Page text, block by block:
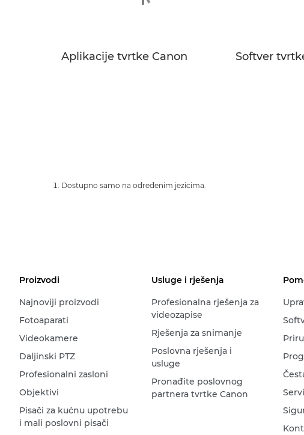
Aplikacije tvrtke Canon Softver
Dostupno samo na određenim jezicima.
Proizvodi
Najnoviji proizvodi
Fotoaparati
Videokamere
Daljinski PTZ
Profesionalni zasloni
Objektivi
Pisači za kućnu upotrebu
i mali poslovni pisači
Usluge i rješenja
Profesionalna rješenja za
videozapise
Rješenja za snimanje
Poslovna rješenja i
usluge
Pronađite poslovnog
partnera tvrtke Canon